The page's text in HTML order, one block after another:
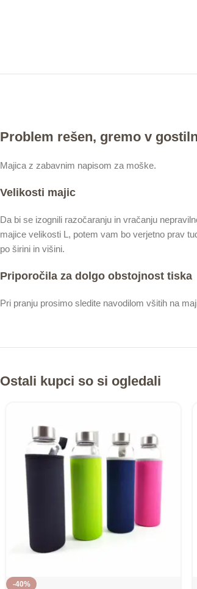
Problem rešen, gremo v
Majica z zabavnim napisom za moške.
Velikosti majic
Da bi se izognili razočaranju in vračanju
majice velikosti L, potem vam bo verjetno prav
po širini in višini.
Priporočila za dolgo obstojnost tiska
Pri pranju prosimo sledite navodilom všitih na
Ostali kupci so si ogledali
-40%